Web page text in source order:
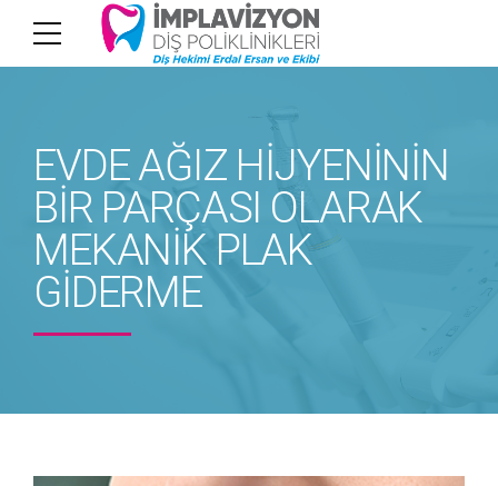
EVDE AĞIZ HİJYENİNİN
BİR PARÇASI OLARAK
MEKANİK PLAK
GİDERME